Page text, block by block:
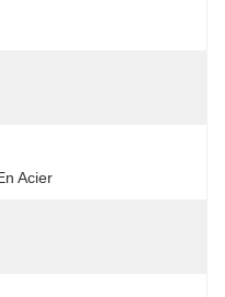
Acier